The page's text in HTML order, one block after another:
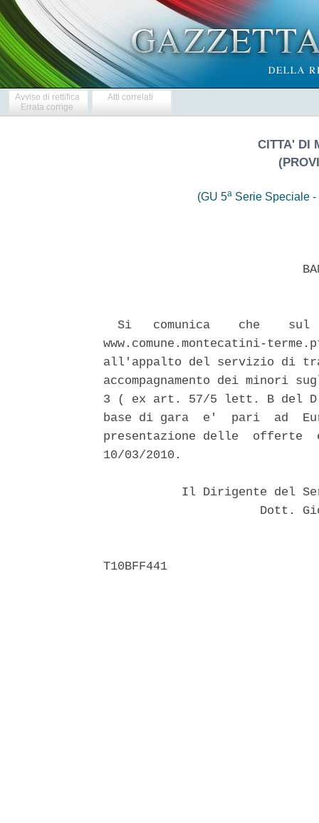
Avviso di rettifica
Errata corrige
Atti correlati
CITTA' DI
(GU 5a Serie Speciale
Si   comunica    che    sul
www.comune.montecatini-
all'appalto del servizio di
accompagnamento dei minori
3 ( ex art. 57/5 lett. B del
base di gara  e'  pari  ad
presentazione delle
10/03/2010.
Il Dirigente del
Dott.